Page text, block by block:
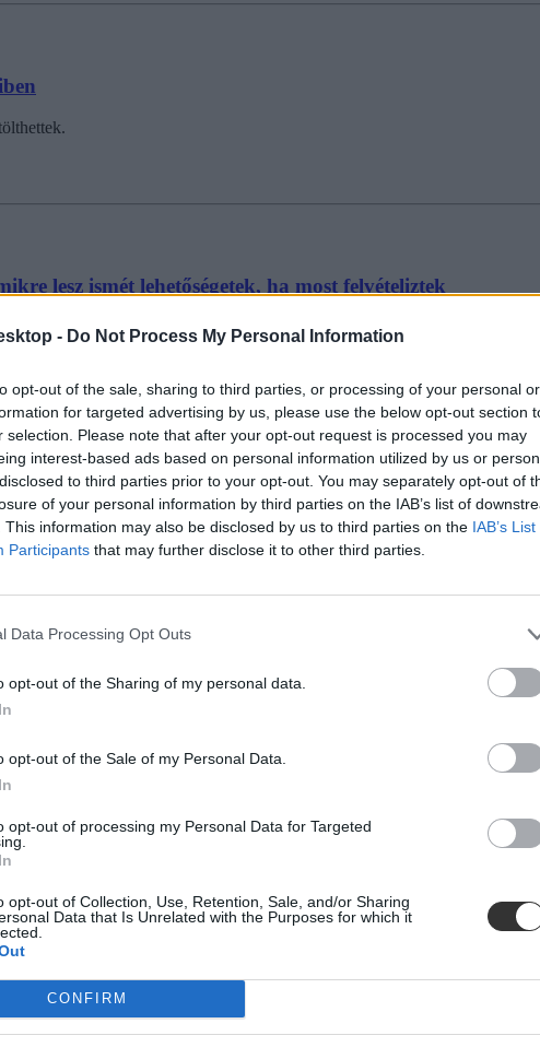
- Do Not Process My Personal Information
opt-out of the sale, sharing to third parties, or processing of your personal or
for targeted advertising by us, please use the below opt-out section
selection. Please note that after your opt-out request is processed you may
interest-based ads based on personal information utilized by us or
to third parties prior to your opt-out. You may separately opt-out of
of your personal information by third parties on the IAB’s list of
This information may also be disclosed by us to third parties on the IAB’s
Participants that may further disclose it to other third parties.
Data Processing Opt Outs
opt-out of the Sharing of my personal data.
opt-out of the Sale of my Personal Data.
opt-out of processing my Personal Data for Targeted
opt-out of Collection, Use, Retention, Sale, and/or Sharing
Data that Is Unrelated with the Purposes for which it
CONFIRM
lesz ismét lehetőségetek, ha most felvételiztek
hozzá ismét az E-felvételi rendszeréhez.
tudjátok az általatok megjelölt szakok sorrendjét is megváltoztatni.
határidő
induló egyetemi szakokra.
felvételiztek
ma tehát még van lehetőségetek a hiánypótlásra és esetleg néhány